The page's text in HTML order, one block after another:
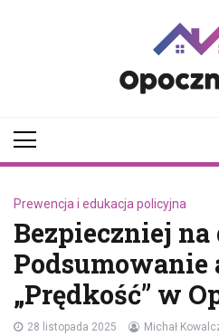
Prewencja i edukacja policyjna
Bezpieczniej na
Podsumowanie
„Prędkość” w
28 listopada 2025 Michał